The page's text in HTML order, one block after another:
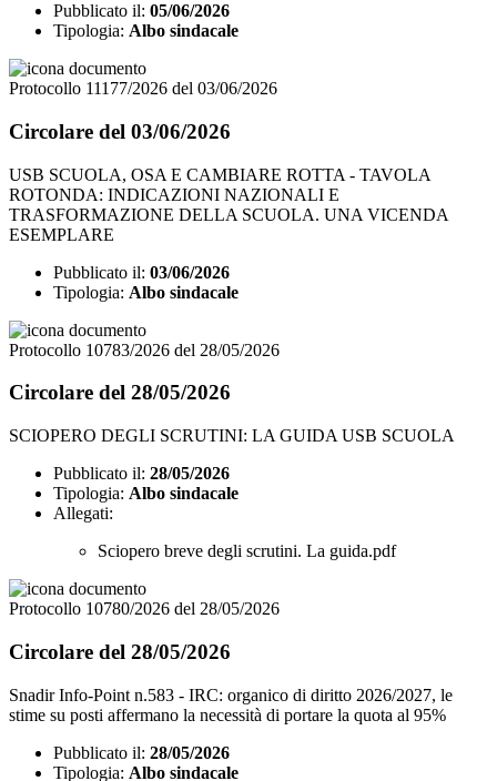
Pubblicato il: 05/06/2026
Tipologia: Albo sindacale
Protocollo 11177/2026 del 03/06/2026
Circolare del 03/06/2026
USB SCUOLA, OSA E CAMBIARE ROTTA - TAVOLA
ROTONDA: INDICAZIONI NAZIONALI E
TRASFORMAZIONE DELLA SCUOLA. UNA VICENDA
ESEMPLARE
Pubblicato il: 03/06/2026
Tipologia: Albo sindacale
Protocollo 10783/2026 del 28/05/2026
Circolare del 28/05/2026
SCIOPERO DEGLI SCRUTINI: LA GUIDA USB SCUOLA
Pubblicato il: 28/05/2026
Tipologia: Albo sindacale
Allegati:
Sciopero breve degli scrutini. La guida.pdf
Protocollo 10780/2026 del 28/05/2026
Circolare del 28/05/2026
Snadir Info-Point n.583 - IRC: organico di diritto 2026/2027, le
stime su posti affermano la necessità di portare la quota al 95%
Pubblicato il: 28/05/2026
Tipologia: Albo sindacale